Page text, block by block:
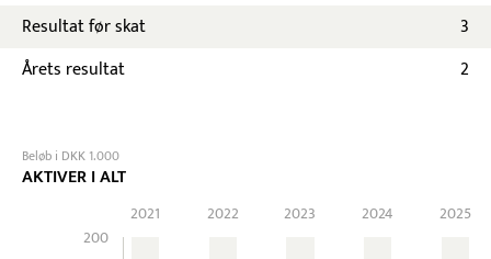
Resultat før skat
3
Årets resultat
2
Beløb i DKK 1.000
AKTIVER I ALT
200
2021 2022 2023 2024 2025